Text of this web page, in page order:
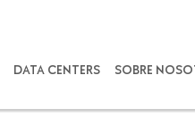
DATA CENTERS SOBRE